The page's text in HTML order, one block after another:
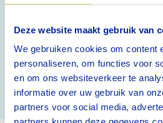
Deze website maakt gebruik van
We gebruiken cookies om content
personaliseren, om functies voor
en om ons websiteverkeer te
informatie over uw gebruik van
partners voor social media,
onder andere uw persoonlijke
medische gegevens. Via het
afspraken over de zorg bekijken.
Mijn cliëntportaal